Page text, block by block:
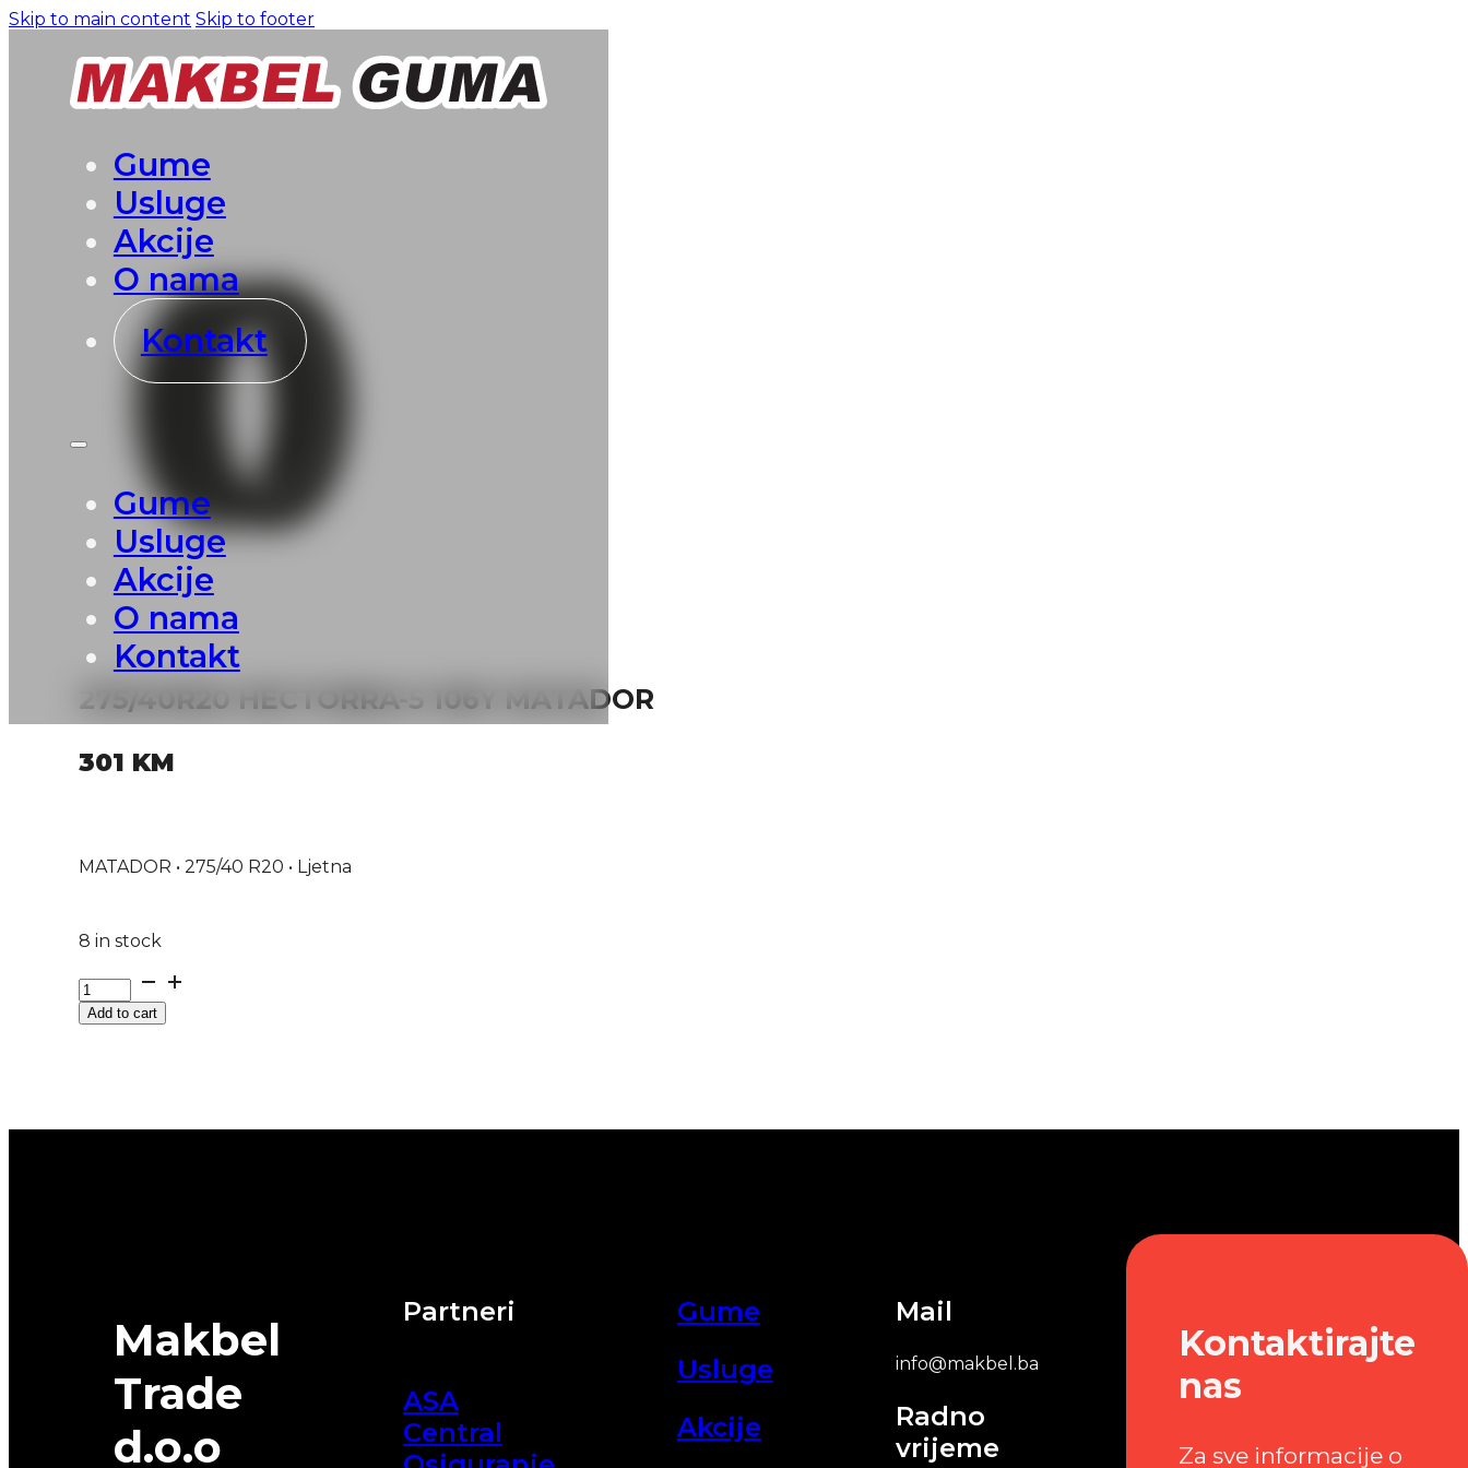
Skip to main content Skip to footer
Gume
Usluge
Akcije
O nama
Kontakt
Gume
Usluge
Akcije
O nama
Kontakt
275/40R20 HECTORRA-5 106Y MATADOR
301 KM
MATADOR • 275/40 R20 • Ljetna
8 in stock
275/40R20
HECTORRA-
5Add to cart
Makbel
Trade
d.o.o
Partneri
ASA
Central
Gume
Usluge
Akcije
Mail
info@makbel.ba
Radno
vrijeme
Kontaktirajte
nas
Za sve informacije o